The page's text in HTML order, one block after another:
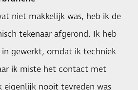
niet makkelijk was, heb ik de
tekenaar afgerond. Ik heb
gewerkt, omdat ik techniek
ik miste het contact met
eigenlijk nooit tevreden was